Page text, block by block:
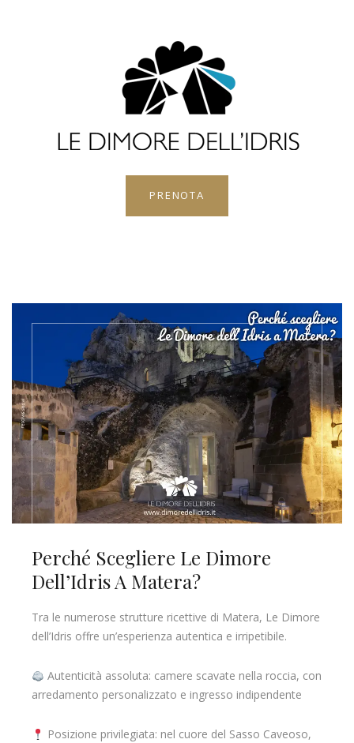
PRENOTA
Perché Scegliere Le Dimore
Dell’Idris A Matera?
Tra le numerose strutture ricettive di Matera, Le Dimore
dell’Idris offre un’esperienza autentica e irripetibile.
Autenticità assoluta: camere scavate nella roccia, con
arredamento personalizzato e ingresso indipendente
Posizione privilegiata: nel cuore del Sasso Caveoso,